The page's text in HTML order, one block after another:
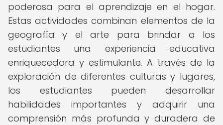
poderosa para el aprendizaje en el hogar.
Estas actividades combinan elementos de la
geografía y el arte para brindar a los
estudiantes una experiencia educativa
enriquecedora y estimulante. A través de la
exploración de diferentes culturas y lugares,
los estudiantes pueden desarrollar
habilidades importantes y adquirir una
comprensión más profunda y duradera de